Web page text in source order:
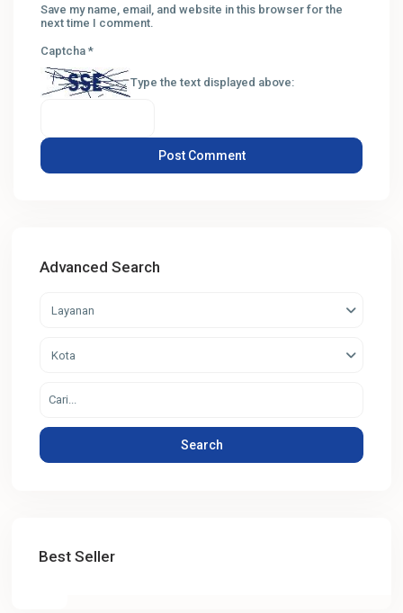
Save my name, email, and website in this browser for the
next time I comment.
Captcha*
Type the text displayed above:
Advanced Search
Layanan
Kota
Search
Best Seller